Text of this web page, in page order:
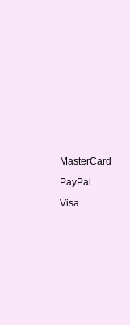
MasterCard
PayPal
Visa